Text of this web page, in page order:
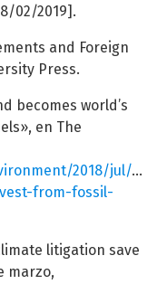
02/2019].
and Foreign
Press.
becomes world’s
en The
2018/jul/
from-fossil-
litigation save
marzo,